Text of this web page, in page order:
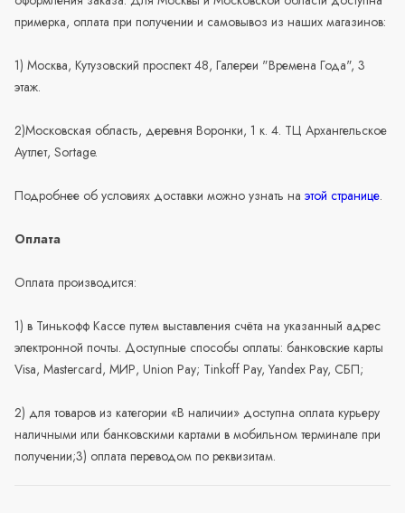
примерка, оплата при получении и самовывоз из наших магазинов:
1) Москва, Кутузовский проспект 48, Галереи "Времена Года", 3
этаж.
2)Московская область, деревня Воронки, 1 к. 4. ТЦ Архангельское
Аутлет, Sortage.
Подробнее об условиях доставки можно узнать на этой странице.
Оплата
Оплата производится:
1) в Тинькофф Кассе путем выставления счёта на указанный адрес
электронной почты. Доступные способы оплаты: банковские карты
Visa, Mastercard, МИР, Union Pay; Tinkoff Pay, Yandex Pay, СБП;
2) для товаров из категории «В наличии» доступна оплата курьеру
наличными или банковскими картами в мобильном терминале при
получении;3) оплата переводом по реквизитам.